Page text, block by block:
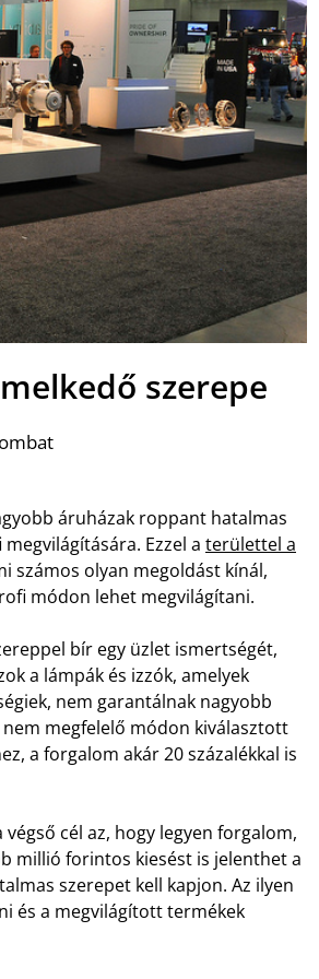
szerepe
áruházak roppant hatalmas
Ezzel a területtel a
számos olyan megoldást kínál,
módon lehet megvilágítani.
bír egy üzlet ismertségét,
a lámpák és izzók, amelyek
nem garantálnak nagyobb
megfelelő módon kiválasztott
a forgalom akár 20 százalékkal is
cél az, hogy legyen forgalom,
millió forintos kiesést is jelenthet a
szerepet kell kapjon. Az ilyen
és a megvilágított termékek